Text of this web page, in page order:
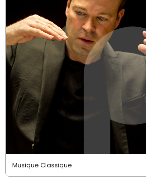
Musique Classique